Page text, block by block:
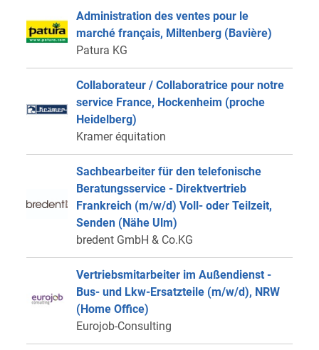
Administration des ventes pour le
marché français, Miltenberg (Bavière)
Patura KG
Collaborateur / Collaboratrice pour notre
service France, Hockenheim (proche
Heidelberg)
Kramer équitation
Sachbearbeiter für den telefonische
Beratungsservice - Direktvertrieb
Frankreich (m/w/d) Voll- oder Teilzeit,
Senden (Nähe Ulm)
bredent GmbH & Co.KG
Vertriebsmitarbeiter im Außendienst -
Bus- und Lkw-Ersatzteile (m/w/d), NRW
(Home Office)
Eurojob-Consulting